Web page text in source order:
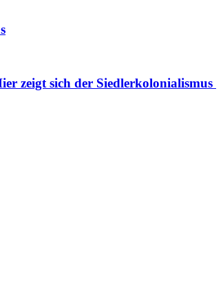
zeigt sich der Siedlerkolonialismus